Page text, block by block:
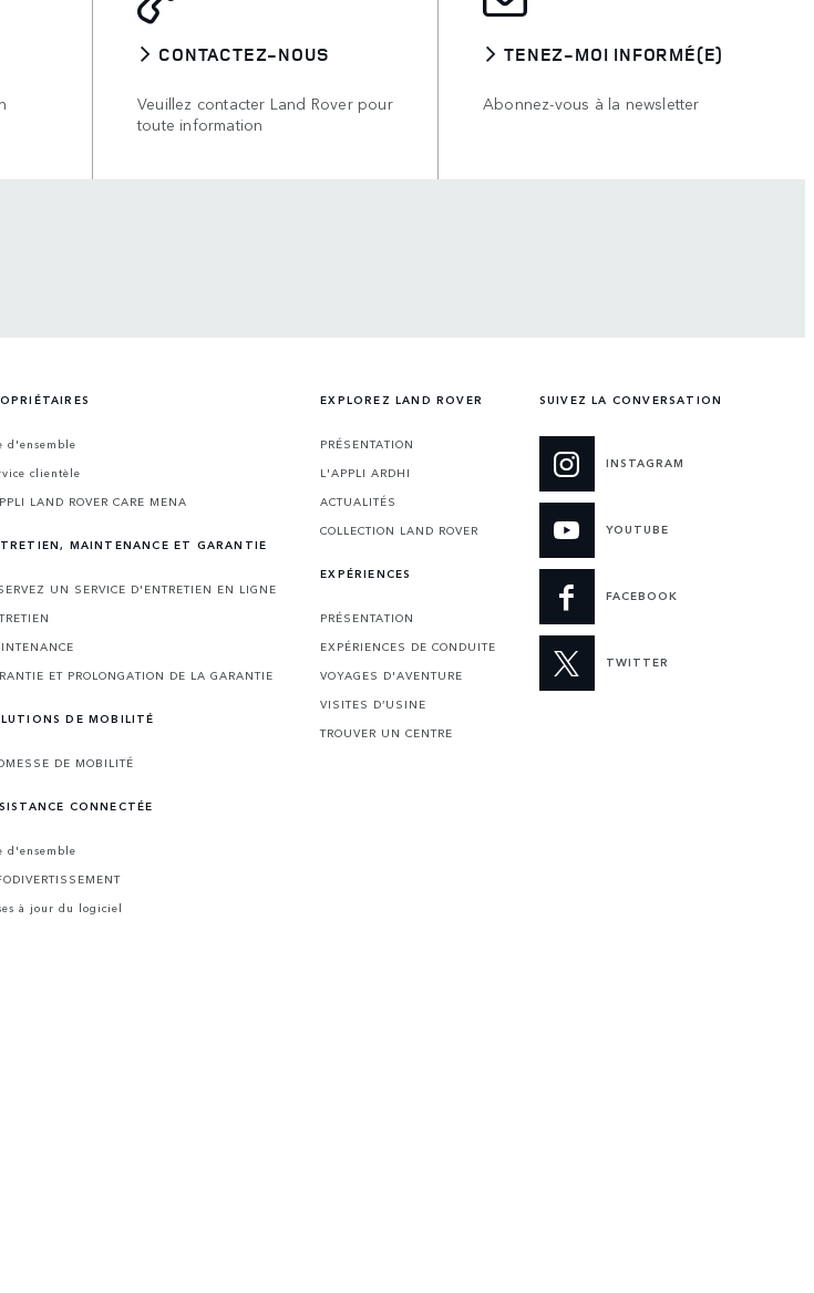
CONTACTEZ-NOUS
Veuillez contacter Land Rover pour
toute information
TENEZ-MOI INFORMÉ(E)
Abonnez-vous à la newsletter
d'ensemble
clientèle
LAND ROVER CARE MENA
MAINTENANCE ET GARANTIE
UN SERVICE D'ENTRETIEN EN LIGNE
ET PROLONGATION DE LA GARANTIE
DE MOBILITÉ
DE MOBILITÉ
CONNECTÉE
d'ensemble
à jour du logiciel
EXPLOREZ LAND ROVER
PRÉSENTATION
L'APPLI ARDHI
ACTUALITÉS
COLLECTION LAND ROVER
EXPÉRIENCES
PRÉSENTATION
EXPÉRIENCES DE CONDUITE
VOYAGES D'AVENTURE
VISITES D’USINE
TROUVER UN CENTRE
SUIVEZ LA CONVERSATION
INSTAGRAM
YOUTUBE
FACEBOOK
TWITTER